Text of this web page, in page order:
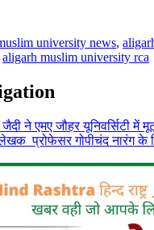
university news,
aligarh muslim university rca
ने एमए जौहर यूनिवर्सिटी में
प्रोफेसर गोपीचंद नारंग के